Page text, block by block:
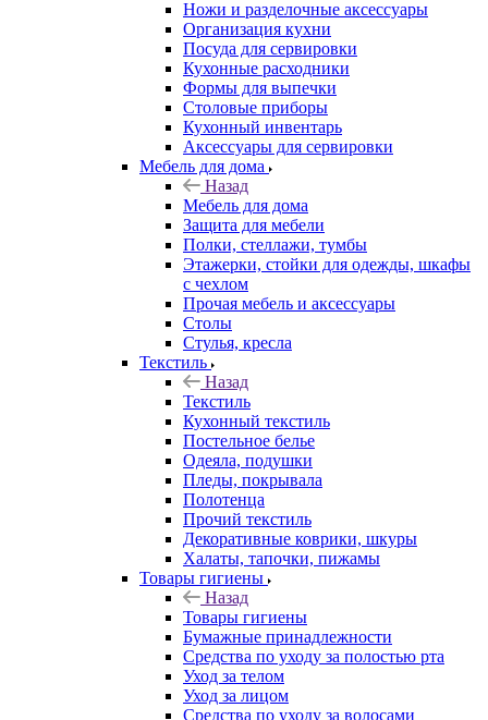
Ножи и разделочные аксессуары
Организация кухни
Посуда для сервировки
Кухонные расходники
Формы для выпечки
Столовые приборы
Кухонный инвентарь
Аксессуары для сервировки
Мебель для дома
Назад
Мебель для дома
Защита для мебели
Полки, стеллажи, тумбы
Этажерки, стойки для одежды, шкафы
с чехлом
Прочая мебель и аксессуары
Столы
Стулья, кресла
Текстиль
Назад
Текстиль
Кухонный текстиль
Постельное белье
Одеяла, подушки
Пледы, покрывала
Полотенца
Прочий текстиль
Декоративные коврики, шкуры
Халаты, тапочки, пижамы
Товары гигиены
Назад
Товары гигиены
Бумажные принадлежности
Средства по уходу за полостью рта
Уход за телом
Уход за лицом
Средства по уходу за волосами